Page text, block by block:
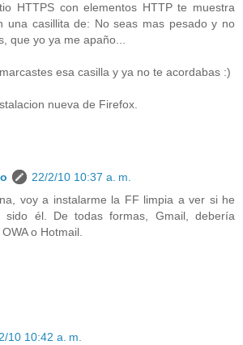
HTTPS con elementos HTTP te muestra
una casillita de: No seas mas pesado y no
que yo ya me apaño...
esa casilla y ya no te acordabas :)
nueva de Firefox.
22/2/10 10:37 a. m.
voy a instalarme la FF limpia a ver si he
él. De todas formas, Gmail, debería
o Hotmail.
10 10:42 a. m.